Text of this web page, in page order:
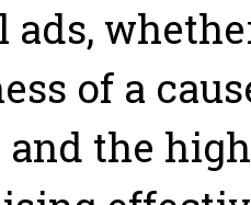
ads,
of a
and the